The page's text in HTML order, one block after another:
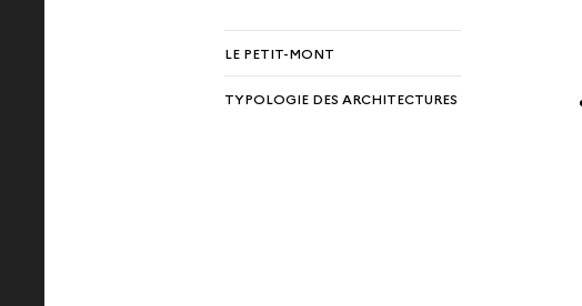
LE PETIT-MONT
TYPOLOGIE DES ARCHITECTURES